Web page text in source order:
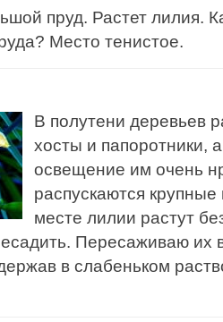
пруд. Растет лилия.
Место тенистое.
В полутени деревьев
хосты и папоротники,
освещение им очень
распускаются
месте лилии растут
Пересаживаю их
в слабеньком